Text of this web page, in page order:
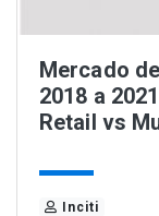
Mercado
2018 a
Retail vs
Inciti